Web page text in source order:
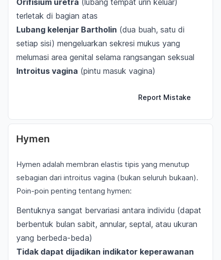
Orifisium uretra (lubang tempat urin keluar)
terletak di bagian atas
Lubang kelenjar Bartholin (dua buah, satu di
setiap sisi) mengeluarkan sekresi mukus yang
melumasi area genital selama rangsangan seksual
Introitus vagina (pintu masuk vagina)
Report Mistake
Hymen
Hymen adalah membran elastis tipis yang menutup
sebagian dari introitus vagina (bukan seluruh bukaan).
Poin-poin penting tentang hymen:
Bentuknya sangat bervariasi antara individu (dapat
berbentuk bulan sabit, annular, septal, atau ukuran
yang berbeda-beda)
Tidak dapat dijadikan indikator keperawanan